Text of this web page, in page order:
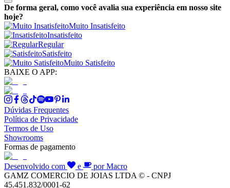
De forma geral, como você avalia sua experiência em nosso site
hoje?
Muito Insatisfeito
Insatisfeito
Regular
Satisfeito
Muito Satisfeito
BAIXE O APP:
Dúvidas Frequentes
Política de Privacidade
Termos de Uso
Showrooms
Formas de pagamento
Desenvolvido com e
por Macro
GAMZ COMERCIO DE JOIAS LTDA © - CNPJ
45.451.832/0001-62